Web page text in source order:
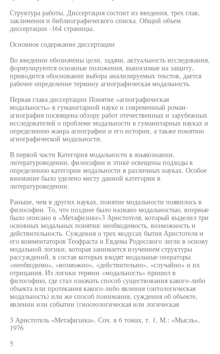
Структура работы. Диссертация состоит из введения, трех глав,
заключения и библиографического списка. Общий объем
диссертации -164 страницы.
Основное содержание диссертации
Во введении обозначены цели, задачи, актуальность исследования,
формулируются основные положения, выносимые на защиту,
приводится обоснование выбора анализируемых текстов, дается
рабочее определение термину агиографическая модальность.
Первая глава диссертации Понятие «агиографическая
модальность» в гуманитарной науке и современный роман-
агиография посвящена обзору работ отечественных и зарубежных
исследователей о проблеме модальности в гуманитарных науках и
определению жанра агиографии и его истории, а также понятию
агиографической модальности.
В первой части Категория модальности в языкознании,
литературоведении, философии и этике освещены подходы к
определению категории модальности в различных науках. Особое
внимание было уделено месту данной категории в
литературоведении.
Раньше, чем в других науках, понятие модальности появилось в
философии. То, что позднее было названо модальностью, впервые
было описано в «Метафизике»3 Аристотеля, который выделил три
основных модальных понятия: необходимость, возможность и
действительность. Суждения о трех модусах бытия Аристотеля и
его комментаторов Теофраста и Евдема Родосского легли в основу
модальной логики, которая занимается изучением структуры
рассуждений, в состав которых входят модальные операторы
«необходимо», «возможно», «действительно», «случайно» и их
отрицания. Из логики термин «модальность» пришел в
философию, где стал означать способ существования какого-либо
объекта или протекания какого-либо явления (онтологическая
модальность) или же способ понимания, суждения об объекте,
явлении или событии (гносеологическая или логическая
3 Аристотель «Метафизика». Соч. в 6 томах, т. 1, М.: «Мысль»,
1976
5